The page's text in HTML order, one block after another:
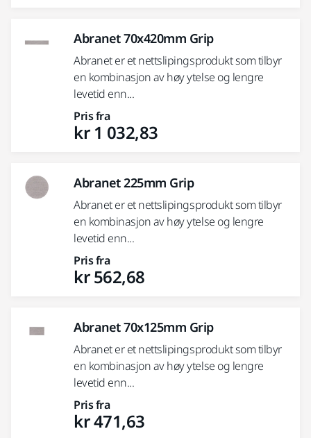
Abranet 70x420mm Grip
Abranet er et nettslipingsprodukt som tilbyr
en kombinasjon av høy ytelse og lengre
levetid enn...
Pris fra
kr 1 032,83
Abranet 225mm Grip
Abranet er et nettslipingsprodukt som tilbyr
en kombinasjon av høy ytelse og lengre
levetid enn...
Pris fra
kr 562,68
Abranet 70x125mm Grip
Abranet er et nettslipingsprodukt som tilbyr
en kombinasjon av høy ytelse og lengre
levetid enn...
Pris fra
kr 471,63